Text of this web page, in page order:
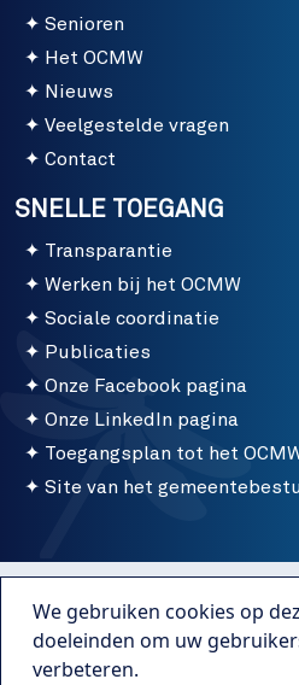
Senioren
Het OCMW
Nieuws
Veelgestelde vragen
Contact
SNELLE TOEGANG
Transparantie
Werken bij het OCMW
Sociale coordinatie
Publicaties
Onze Facebook pagina
Onze LinkedIn pagina
Toegangsplan tot het
Site van het
Menu bottom
We gebruiken cookies op
doeleinden om uw
verbeteren.